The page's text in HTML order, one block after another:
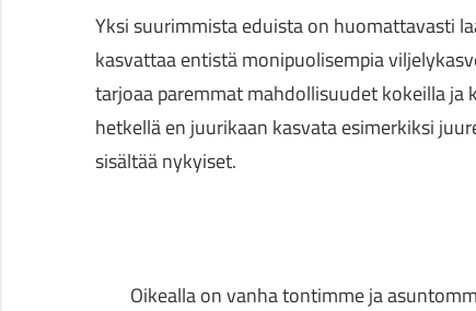
Yksi suurimmista eduista on huomattavasti
kasvattaa entistä monipuolisempia
tarjoaa paremmat mahdollisuudet kokeilla ja
hetkellä en juurikaan kasvata esimerkiksi
sisältää nykyiset.
Oikealla on vanha tontimme ja